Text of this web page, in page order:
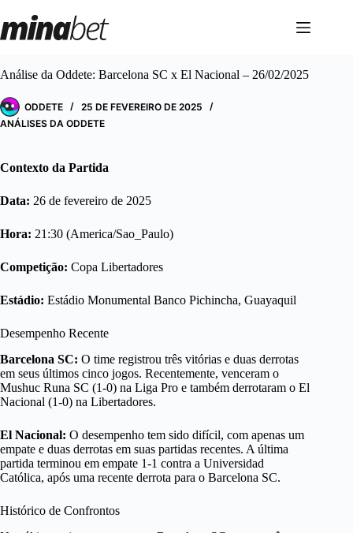
para
o
Análise da Oddete: Barcelona SC x El Nacional – 26/02/2025
ODDETE
25 DE FEVEREIRO DE 2025
ANÁLISES DA ODDETE
Contexto da Partida
Data: 26 de fevereiro de 2025
Hora: 21:30 (America/Sao_Paulo)
Competição: Copa Libertadores
Estádio: Estádio Monumental Banco Pichincha, Guayaquil
Desempenho Recente
Barcelona SC: O time registrou três vitórias e duas derrotas
em seus últimos cinco jogos. Recentemente, venceram o
Mushuc Runa SC (1-0) na Liga Pro e também derrotaram o El
Nacional (1-0) na Libertadores.
El Nacional: O desempenho tem sido difícil, com apenas um
empate e duas derrotas em suas partidas recentes. A última
partida terminou em empate 1-1 contra a Universidad
Católica, após uma recente derrota para o Barcelona SC.
Histórico de Confrontos